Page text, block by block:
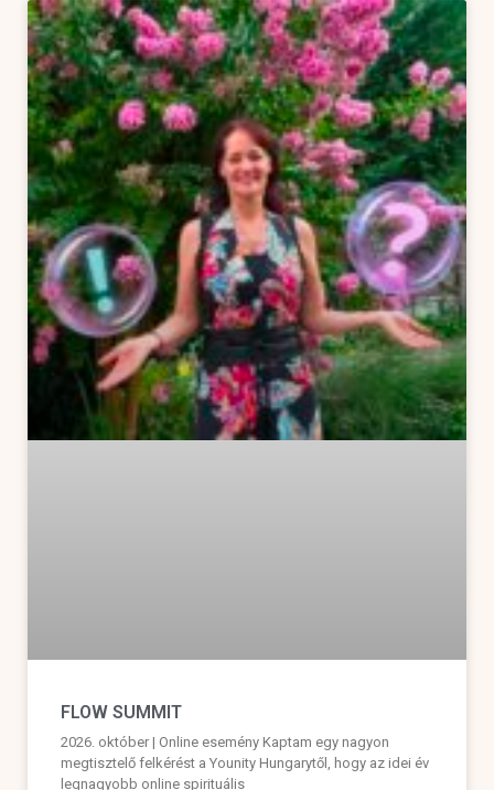
FLOW SUMMIT
2026. október | Online esemény Kaptam egy nagyon
megtisztelő felkérést a Younity Hungarytől, hogy az idei év
legnagyobb online spirituális